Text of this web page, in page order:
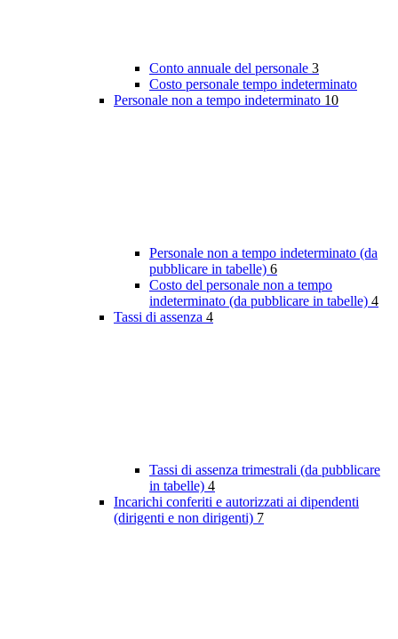
Conto annuale del personale 3
Costo personale tempo indeterminato
Personale non a tempo indeterminato 10
Personale non a tempo indeterminato (da
pubblicare in tabelle) 6
Costo del personale non a tempo
indeterminato (da pubblicare in tabelle) 4
Tassi di assenza 4
Tassi di assenza trimestrali (da pubblicare
in tabelle) 4
Incarichi conferiti e autorizzati ai dipendenti
(dirigenti e non dirigenti) 7